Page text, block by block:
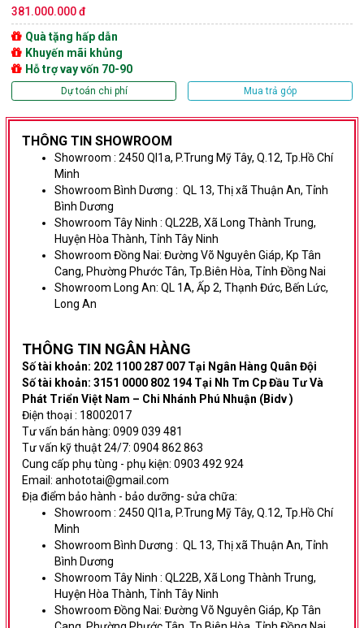
381.000.000 đ
Quà tặng hấp dẫn
Khuyến mãi khủng
Hỗ trợ vay vốn 70-90
Dự toán chi phí Mua trả góp
THÔNG TIN SHOWROOM
Showroom : 2450 Ql1a, P.Trung Mỹ Tây, Q.12, Tp.Hồ Chí
Minh
Showroom Bình Dương : QL 13, Thị xã Thuận An, Tỉnh
Bình Dương
Showroom Tây Ninh : QL22B, Xã Long Thành Trung,
Huyện Hòa Thành, Tỉnh Tây Ninh
Showroom Đồng Nai: Đường Võ Nguyên Giáp, Kp Tân
Cang, Phường Phước Tân, Tp.Biên Hòa, Tỉnh Đồng Nai
Showroom Long An: QL 1A, Ấp 2, Thạnh Đức, Bến Lức,
Long An
THÔNG TIN NGÂN HÀNG
Số tài khoản: 202 1100 287 007 Tại Ngân Hàng Quân Đội
Số tài khoản: 3151 0000 802 194 Tại Nh Tm Cp Đầu Tư Và
Phát Triển Việt Nam – Chi Nhánh Phú Nhuận (Bidv )
Điện thoại : 18002017
Tư vấn bán hàng: 0909 039 481
Tư vấn kỹ thuật 24/7: 0904 862 863
Cung cấp phụ tùng - phụ kiện: 0903 492 924
Email: anhototai@gmail.com
Địa điểm bảo hành - bảo dưỡng- sửa chữa:
Showroom : 2450 Ql1a, P.Trung Mỹ Tây, Q.12, Tp.Hồ Chí
Minh
Showroom Bình Dương : QL 13, Thị xã Thuận An, Tỉnh
Bình Dương
Showroom Tây Ninh : QL22B, Xã Long Thành Trung,
Huyện Hòa Thành, Tỉnh Tây Ninh
Showroom Đồng Nai: Đường Võ Nguyên Giáp, Kp Tân